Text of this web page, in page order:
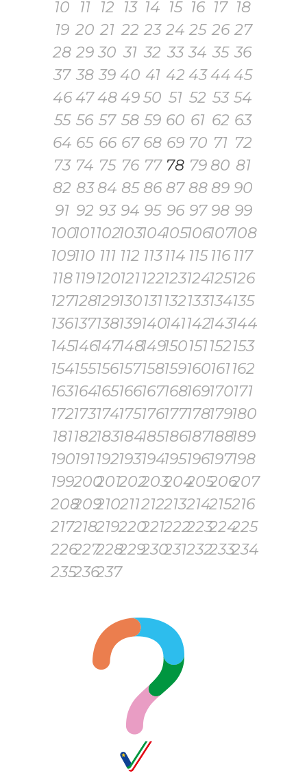
10 11 12 13 14 15 16 17 18
19 20 21 22 23 24 25 26 27
28 29 30 31 32 33 34 35 36
37 38 39 40 41 42 434445
46 474849 50 51 52 53 54
55 56 57 58 59 60 61 62 63
64 65 66 67 68 69 70 71 72
73 74 75 76 77 78 79 80 81
82 83 84 85 86 87 88 89 90
91 92 93 94 95 96 97 98 99
100101102103104105106107108
109110 111 112 113 114 115 116 117
118 119120121122123124125126
127128129130131132133134135
136137138139140141142143144
145146147148149150151152153
154155156157158159160161162
163164165166167168169170171
172173174175176177178179180
181182183184185186187188189
190191192193194195196197198
199200201202203204205206207
208209210211212213214215216
217218219220221222223224225
226227228229230231232233234
235236237